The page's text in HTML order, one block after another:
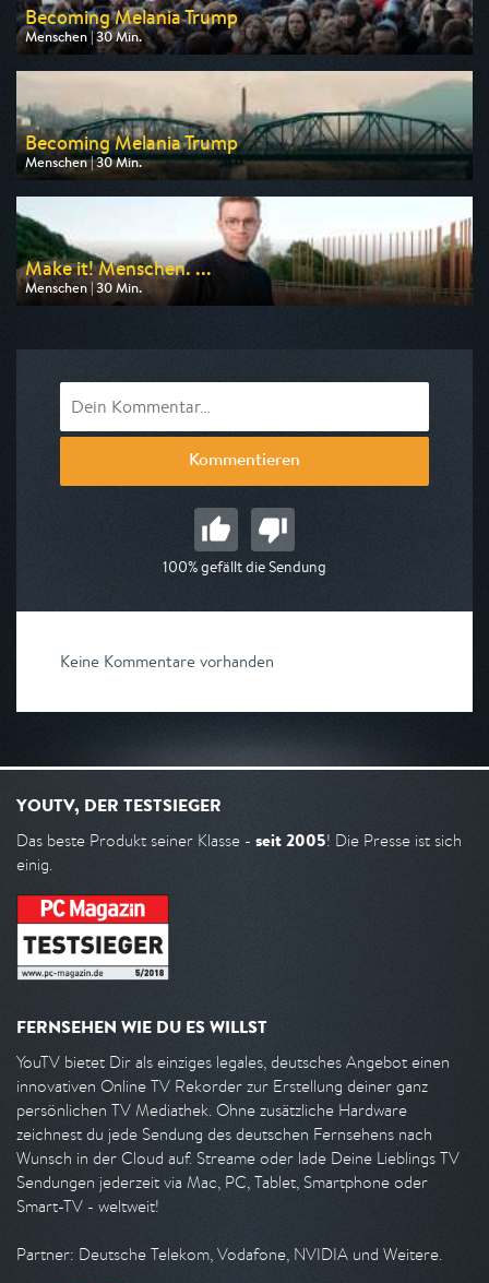
Becoming Melania Trump
Menschen | 30 Min.
Ausgestrahlt von ZDF info
am 12.08.2026, 10:15
Becoming Melania Trump
Menschen | 30 Min.
Ausgestrahlt von ZDF info
am 12.08.2026, 09:45
Make it! Menschen. ...
Menschen | 30 Min.
Ausgestrahlt von HR
Kommentieren
100% gefällt die Sendung
Keine Kommentare vorhanden
YOUTV, DER TESTSIEGER
Das beste Produkt seiner Klasse - seit 2005! Die Presse ist sich
einig.
FERNSEHEN WIE DU ES WILLST
YouTV bietet Dir als einziges legales, deutsches Angebot einen
innovativen Online TV Rekorder zur Erstellung deiner ganz
persönlichen TV Mediathek. Ohne zusätzliche Hardware
zeichnest du jede Sendung des deutschen Fernsehens nach
Wunsch in der Cloud auf. Streame oder lade Deine Lieblings TV
Sendungen jederzeit via Mac, PC, Tablet, Smartphone oder
Smart-TV - weltweit!
Partner: Deutsche Telekom, Vodafone, NVIDIA und Weitere.